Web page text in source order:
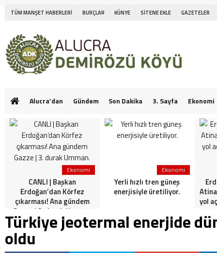
TÜM MANŞET HABERLERİ BURÇLAR KÜNYE SİTENE EKLE GAZETELER
Alucra’dan Gündem Son Dakika 3. Sayfa Ekonomi
Ekonomi
CANLI | Başkan
Erdoğan’dan Körfez
çıkarması! Ana gündem
Gazze | 3. durak Umman.
Ekonomi
Yerli hızlı tren güneş
enerjisiyle üretiliyor.
yol
Türkiye jeotermal enerjide
oldu